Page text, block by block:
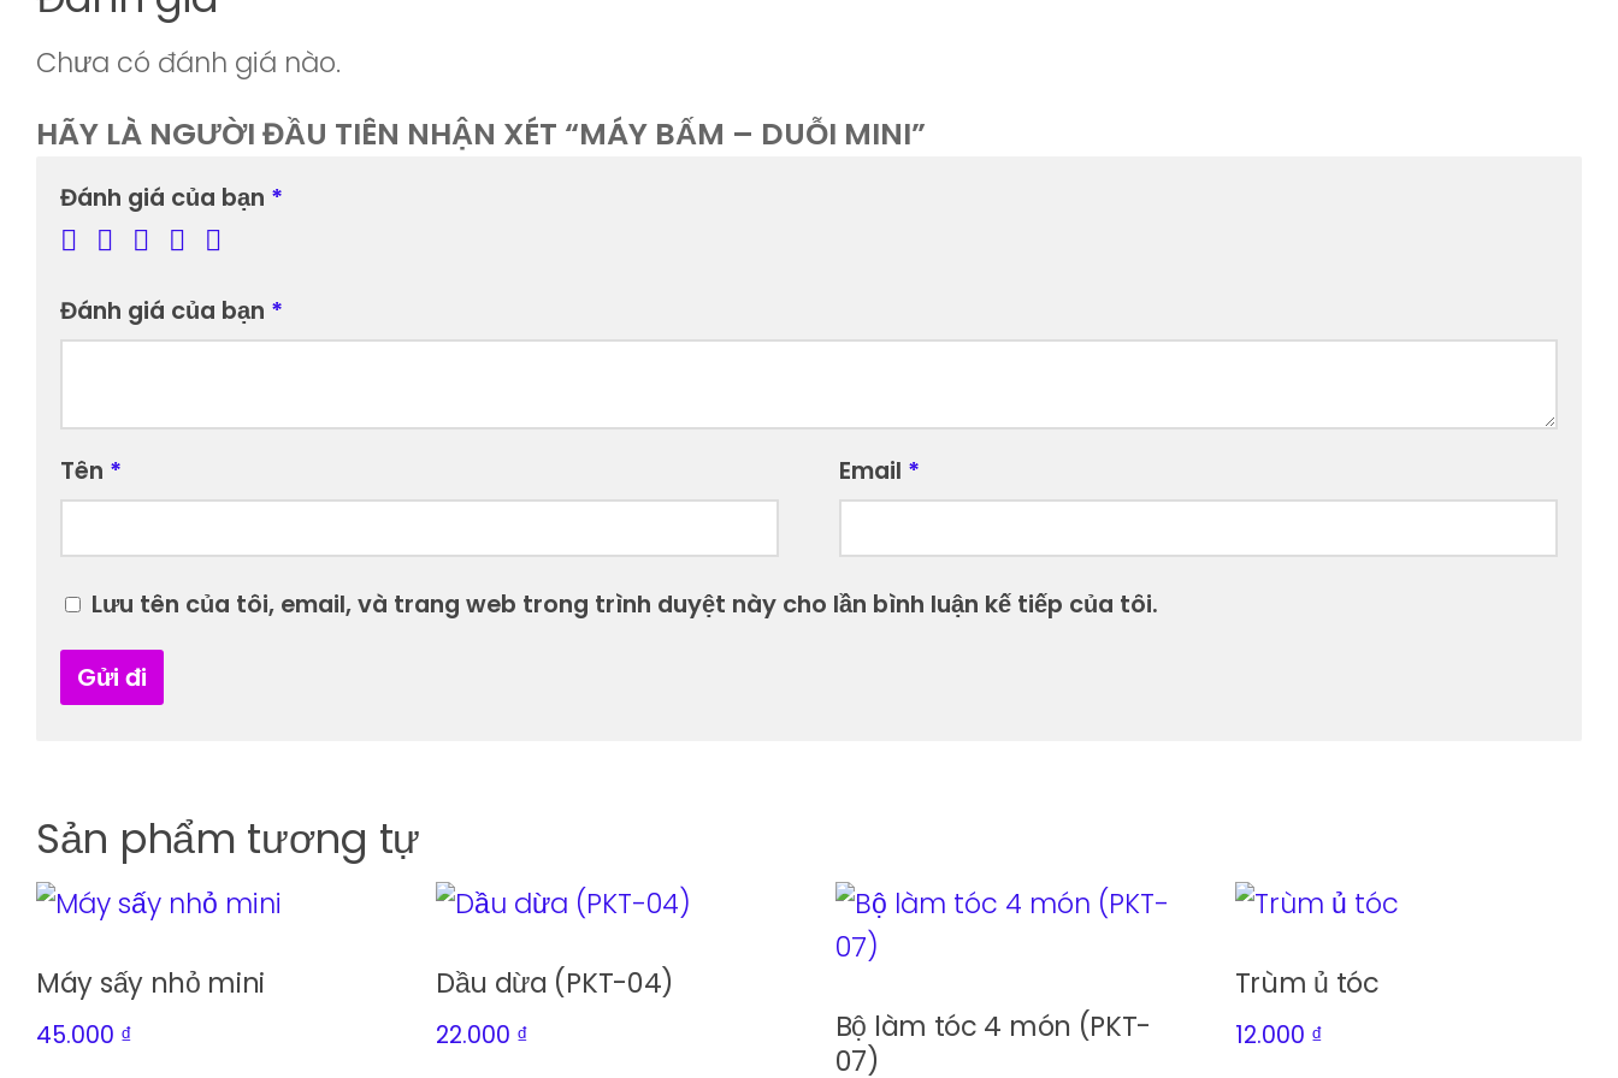
Chưa có đánh giá nào.
HÃY LÀ NGƯỜI ĐẦU TIÊN NHẬN XÉT “MÁY BẤM – DUỖI MINI”
Đánh giá của bạn *
Đánh giá của bạn *
Tên * Email *
Lưu tên của tôi, email, và trang web trong trình duyệt này cho lần bình luận kế tiếp của tôi.
Sản phẩm tương tự
Máy sấy nhỏ mini
45.000 ₫
Dầu dừa (PKT-04)
22.000 ₫
Bộ làm tóc 4 món (PKT-
07)
Trùm ủ tóc
12.000 ₫